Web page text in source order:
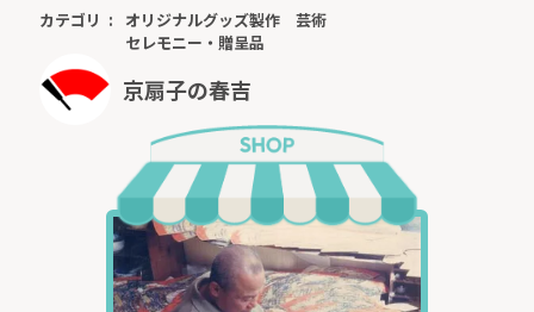
カテゴリ オリジナルグッズ製作
芸術
セレモニー・贈呈品
京扇子の春吉